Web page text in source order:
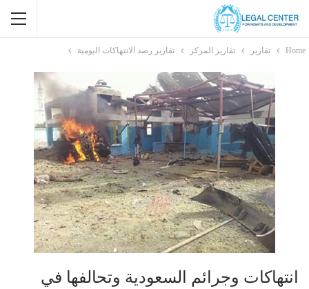
Home تقارير تقارير المركز تقارير رصد الانتهاكات اليومية
انتهاكات وجرائم السعودية وتحالفها في